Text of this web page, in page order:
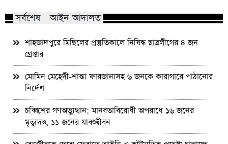
সর্বশেষ - আইন-আদালত
শাহজাদপুরে মিছিলের প্রস্তুতিকালে নিষিদ্ধ ছাত্রলীগের ৪ জন
গ্রেপ্তার
মোমিন মেহেদী-শান্তা ফারজানাসহ ৬ জনকে কারাগারে পাঠানোর
নির্দেশ
চব্বিশের গণঅভ্যুত্থান: মানবতাবিরোধী অপরাধে ১৬ জনের
মৃত্যুদণ্ড, ১১ জনের যাবজ্জীবন